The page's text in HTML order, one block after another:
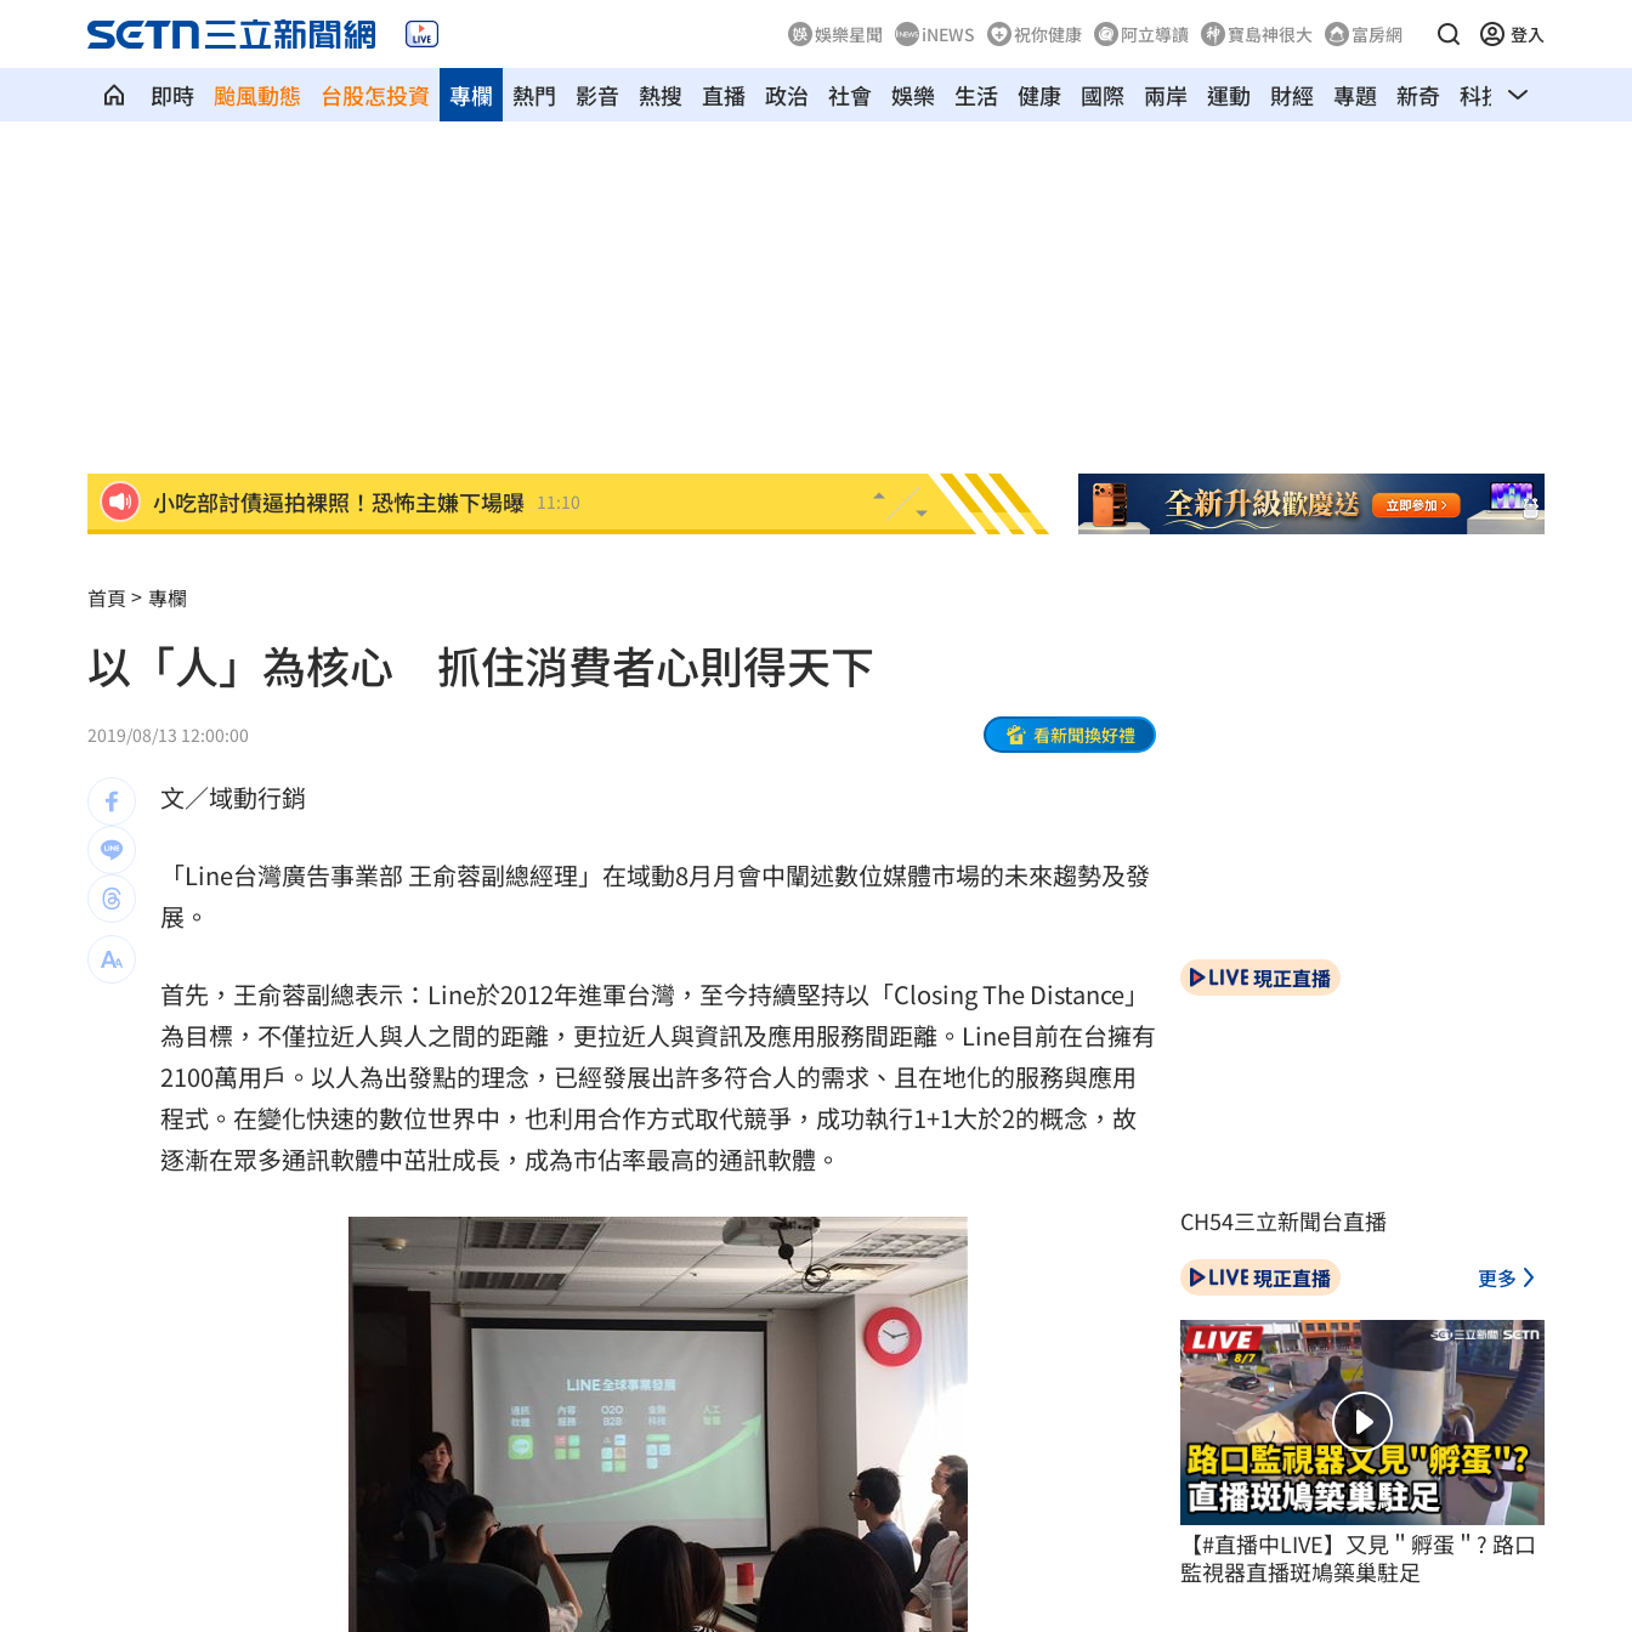
娛樂星聞 iNEWS 祝你健康 阿立導讀 寶島神很大 富房網 登入
即時 颱風動態 台股怎投資 熱門 影音 熱搜 直播 政治 社會 娛樂 生活 健康 國際 兩岸 運動 財經 專題 新奇 科技 旅遊
專欄
獨／曹雨婷挨轟失職 昔理事長楊光友開轟
韓足協爆性招待外籍裁判！7場比賽5勝2和
本土女星遭經紀人侵犯 他反嗆：沒伸舌頭 11:05
他沒異狀卻動脈硬化！醫示警：8類人小心
全國首創「高溫微型保險」 台南7月試辦
獨／身高173！排球女神十一挑戰mini徵選 11:00
林逸欣首個無父父親節 診所熄燈爆排隊潮 10:58
村神相隔5場炸裂 暫居MLB日籍球員第2多
昔被抹黑擋疫苗 陳時中悲憤1句真相大白 10:50
全球人壽曝家庭危機 推它打造風險防護網 10:48
71歲姜厚任被勸防詐 反嗆：是我佔便宜吧 10:42
20:31
台彩父親節推新刮刮樂千萬頭獎超「爸」氣 12:00
商場戰國來臨 台中「頂奢大道」逐漸成形 12:00
「拍片人的多重宇宙」職涯論壇9/12登場！ 10:30
8國球員齊聚高雄 Formosa 7s掀足球熱潮 10:00
首頁 專欄
以「人」為核心 抓住消費者心則得天下
2019/08/13 12:00:00 看新聞換好禮
文／域動行銷
「Line台灣廣告事業部 王俞蓉副總經理」在域動8月月會中闡述數位媒體市場的未來趨勢及發
展。
首先，王俞蓉副總表示：Line於2012年進軍台灣，至今持續堅持以「Closing The Distance」
為目標，不僅拉近人與人之間的距離，更拉近人與資訊及應用服務間距離。Line目前在台擁有
2100萬用戶。以人為出發點的理念，已經發展出許多符合人的需求、且在地化的服務與應用
程式。在變化快速的數位世界中，也利用合作方式取代競爭，成功執行1+1大於2的概念，故
逐漸在眾多通訊軟體中茁壯成長，成為市佔率最高的通訊軟體。
現正直播
CH54三立新聞台直播
現正直播 更多
【#直播中LIVE】又見＂孵蛋＂? 路口
監視器直播斑鳩築巢駐足